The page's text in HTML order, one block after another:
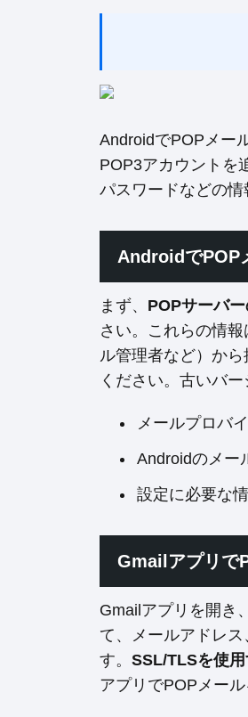
AndroidでPOPメー
POP3アカウントを
パスワードなどの情
AndroidでPOP
まず、 POPサーバ
さい。これらの情
ル管理者など）から
ください。古いバ
メールプロバ
Androidのメー
設定に必要な
Gmailアプリで
Gmailアプリを開き、
て、メールアドレ
す。 SSL/TLSを使
アプリでPOPメー